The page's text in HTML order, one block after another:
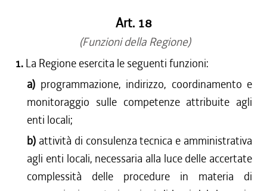
Art. 18
(Funzioni della Regione)
1. La Regione esercita le seguenti funzioni:
a) programmazione, indirizzo, coordinamento e
monitoraggio sulle competenze attribuite agli
enti locali;
b) attività di consulenza tecnica e amministrativa
agli enti locali, necessaria alla luce delle accertate
complessità delle procedure in materia di